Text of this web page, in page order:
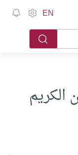
EN
الكريم